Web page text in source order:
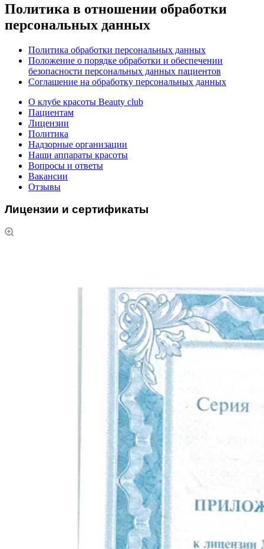
Политика в отношении обработки
персональных данных
Политика обработки персональных данных
Положение о порядке обработки и обеспечении
безопасности персональных данных пациентов
Соглашение на обработку персональных данных
О клубе красоты Beauty club
Пациентам
Лицензии
Политика
Надзорные организации
Наши аппараты красоты
Вопросы и ответы
Вакансии
Отзывы
Лицензии и сертификаты